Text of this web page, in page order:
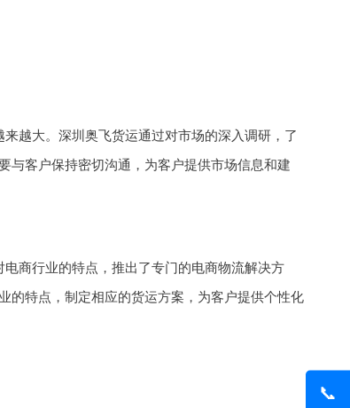
📞
越大。深圳奥飞货运通过对市场的深入调研，了
与客户保持密切沟通，为客户提供市场信息和建
商行业的特点，推出了专门的电商物流解决方
的特点，制定相应的货运方案，为客户提供个性化